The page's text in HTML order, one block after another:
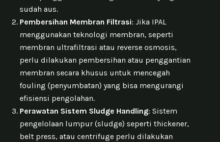
sudah aus.
Pembersihan Membran Filtrasi: Jika IPAL
menggunakan teknologi membran, seperti
membran ultrafiltrasi atau reverse osmosis,
perlu dilakukan pembersihan atau penggantian
membran secara khusus untuk mencegah
fouling (penyumbatan) yang bisa mengurangi
efisiensi pengolahan.
Perawatan Sistem Sludge Handling: Sistem
pengelolaan lumpur (sludge) seperti thickener,
belt press, atau centrifuge perlu dilakukan